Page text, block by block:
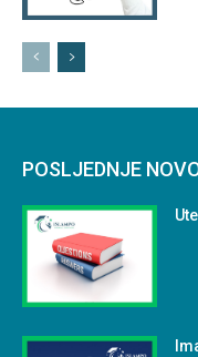
POSLJEDNJE